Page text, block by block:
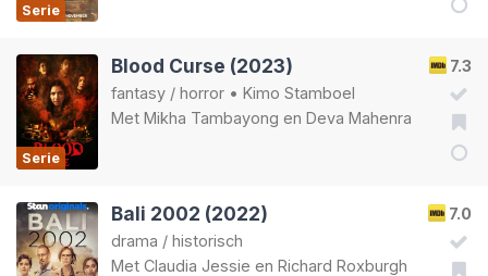
Serie
Serie
7.3
Blood Curse (2023)
fantasy / horror • Kimo Stamboel
Met Mikha Tambayong en Deva Mahenra
7.0
Bali 2002 (2022)
drama / historisch
Met Claudia Jessie en Richard Roxburgh